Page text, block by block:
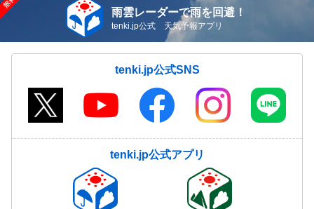
雨雲レーダーで雨を回避！
tenki.jp公式 天気予報アプリ
tenki.jp公式SNS
tenki.jp公式アプリ